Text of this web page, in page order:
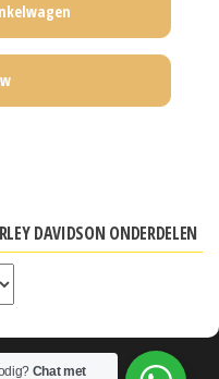
DAVIDSON ONDERDELEN
Chat met